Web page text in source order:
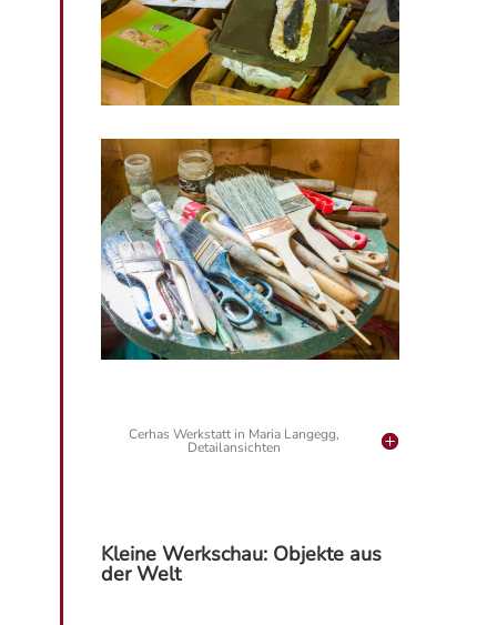
Cerhas Werkstatt in Maria Langegg,
Detailansichten
Kleine Werkschau: Objekte aus
der Welt